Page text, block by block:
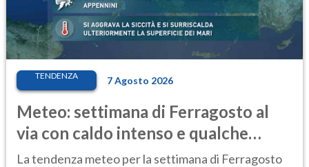
TENDENZA 7 Agosto 2026
Meteo: settimana di Ferragosto al
via con caldo intenso e qualche
temporale
La tendenza meteo per la settimana di Ferragosto